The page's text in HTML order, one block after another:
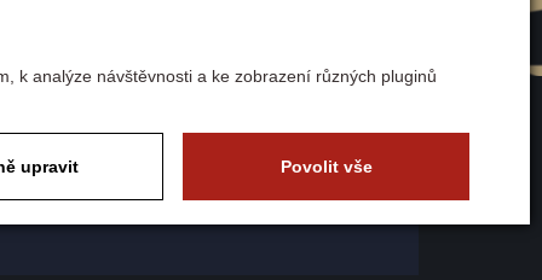
k analýze návštěvnosti a ke zobrazení různých pluginů
upravit Povolit vše